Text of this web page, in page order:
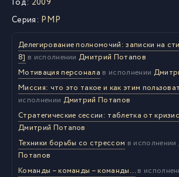
Серия: PMP
Делегирование полномочий: записки на
8] в исполненииДмитрий Потапов
Мотивация персонала в исполнении
Миссия: что это такое и как этим
исполнении Дмитрий Потапов
Стратегические сессии: таблетка от
Дмитрий Потапов
Техники борьбы со стрессом в исполнении
Потапов
Команды – команды – команды…в